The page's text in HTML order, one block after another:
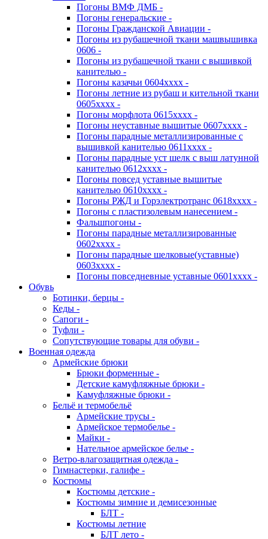
Погоны ВМФ ДМБ -
Погоны генеральские -
Погоны Гражданской Авиации -
Погоны из рубашечной ткани машвышивка
0606 -
Погоны из рубашечной ткани с вышивкой
канителью -
Погоны казачьи 0604хххх -
Погоны летние из рубаш и кительной ткани
0605хххх -
Погоны морфлота 0615хххх -
Погоны неуставные вышитые 0607хххх -
Погоны парадные металлизированные с
вышивкой канителью 0611хххх -
Погоны парадные уст шелк с выш латунной
канителью 0612хххх -
Погоны повсед уставные вышитые
канителью 0610хххх -
Погоны РЖД и Горэлектротранс 0618хххх -
Погоны с пластизолевым нанесением -
Фальшпогоны -
Погоны парадные металлизированные
0602хххх -
Погоны парадные шелковые(уставные)
0603хххх -
Погоны повседневные уставные 0601хххх -
Обувь
Ботинки, берцы -
Кеды -
Сапоги -
Туфли -
Сопутствующие товары для обуви -
Военная одежда
Армейские брюки
Брюки форменные -
Детские камуфляжные брюки -
Камуфляжные брюки -
Бельё и термобельё
Армейские трусы -
Армейское термобелье -
Майки -
Нательное армейское белье -
Ветро-влагозащитная одежда -
Гимнастерки, галифе -
Костюмы
Костюмы детские -
Костюмы зимние и демисезонные
БЛТ -
Костюмы летние
БЛТ лето -